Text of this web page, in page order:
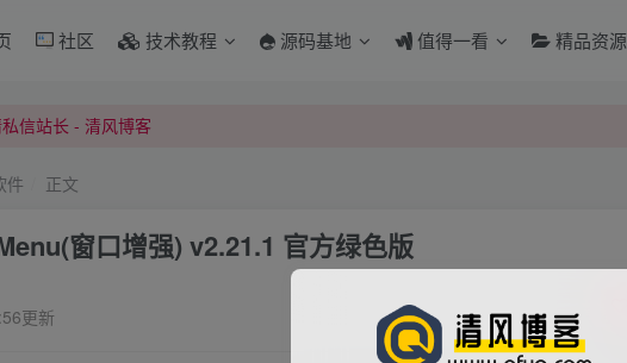
社区 技术教程 源码基地 值得一看 精品资源
信站长 - 清风博客
信站长 - 清风博客
件 正文
窗口增强) v2.21.1 官方绿色版
更新